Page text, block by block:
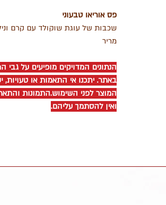
פס אוריאו טבעוני
שכבות של עוגת שוקולד עם קרם וניל
מריר
הנתונים המדויקים מופיעים על
באתר. יתכנו אי התאמות או
המוצר לפני השימוש.התמונות
ואין להסתמך עליהם.